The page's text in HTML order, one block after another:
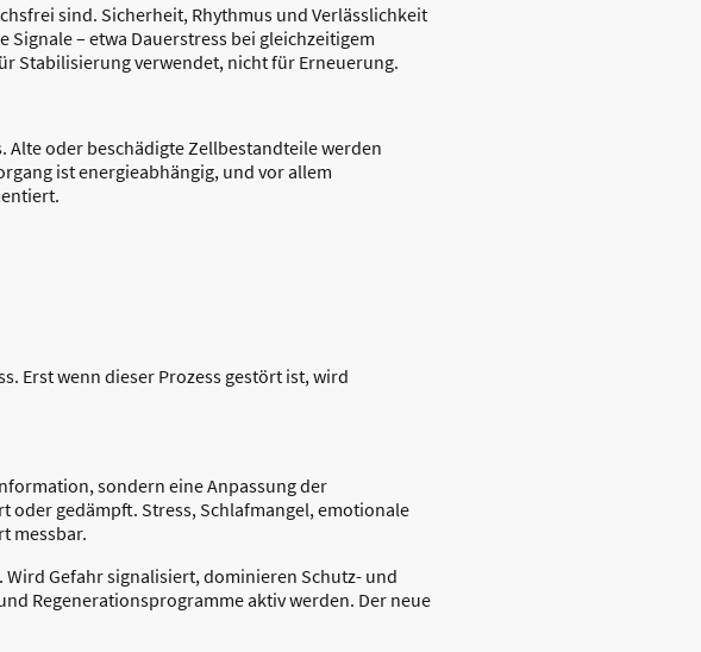
sind. Sicherheit, Rhythmus und Verlässlichkeit
– etwa Dauerstress bei gleichzeitigem
Stabilisierung verwendet, nicht für Erneuerung.
oder beschädigte Zellbestandteile werden
ist energieabhängig, und vor allem
Erst wenn dieser Prozess gestört ist, wird
sondern eine Anpassung der
oder gedämpft. Stress, Schlafmangel, emotionale
messbar.
Gefahr signalisiert, dominieren Schutz- und
Regenerationsprogramme aktiv werden. Der neue